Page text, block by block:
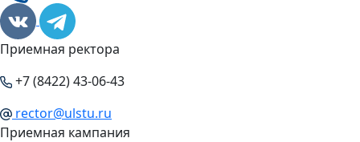
Приемная ректора
+7 (8422) 43-06-43
rector@ulstu.ru
Приемная кампания